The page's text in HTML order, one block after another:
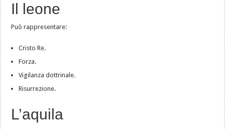
Il leone
Può rappresentare:
Cristo Re.
Forza.
Vigilanza dottrinale.
Risurrezione.
L’aquila